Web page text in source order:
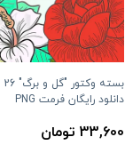
دانلود رایگان فرمت PNG
33,600 تومان